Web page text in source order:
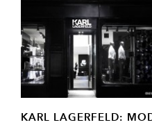
KARL LAGERFELD: